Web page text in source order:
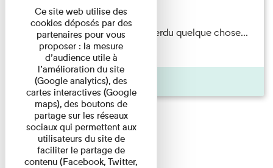
Du 15/08/2026 au 15/08/2026
Il semblerait qu’Albert Kahn a perdu quelque chose...
Accompagnés d’une ...
Agenda
Ce site web utilise des
cookies déposés par des
partenaires pour vous
proposer : la mesure
d’audience utile à
l’amélioration du site
(Google analytics), des
cartes interactives (Google
maps), des boutons de
partage sur les réseaux
sociaux qui permettent aux
utilisateurs du site de
faciliter le partage de
contenu (Facebook, Twitter,